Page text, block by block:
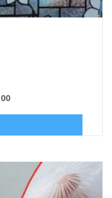
Current
฿179.00.